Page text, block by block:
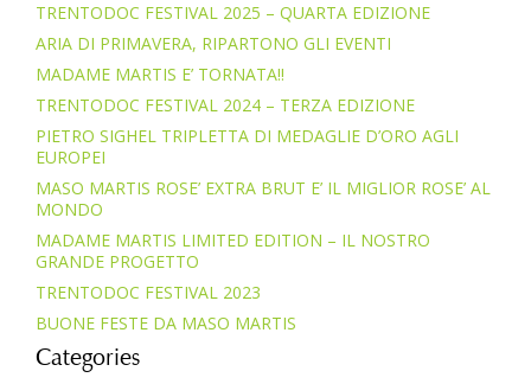
TRENTODOC FESTIVAL 2025 – QUARTA EDIZIONE
ARIA DI PRIMAVERA, RIPARTONO GLI EVENTI
MADAME MARTIS E’ TORNATA!!
TRENTODOC FESTIVAL 2024 – TERZA EDIZIONE
PIETRO SIGHEL TRIPLETTA DI MEDAGLIE D’ORO AGLI
EUROPEI
MASO MARTIS ROSE’ EXTRA BRUT E’ IL MIGLIOR ROSE’ AL
MONDO
MADAME MARTIS LIMITED EDITION – IL NOSTRO
GRANDE PROGETTO
TRENTODOC FESTIVAL 2023
BUONE FESTE DA MASO MARTIS
Categories